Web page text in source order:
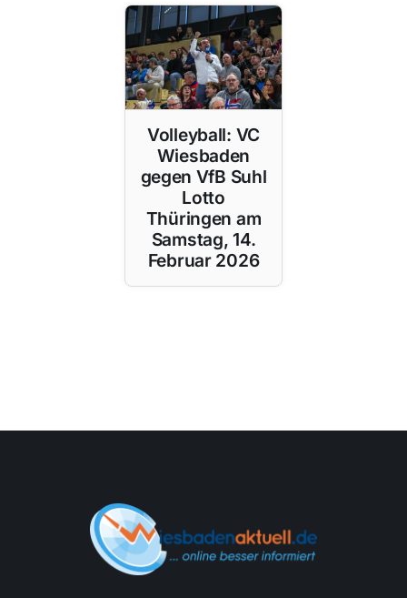
Volleyball: VC
Wiesbaden
gegen VfB Suhl
Lotto
Thüringen am
Samstag, 14.
Februar 2026